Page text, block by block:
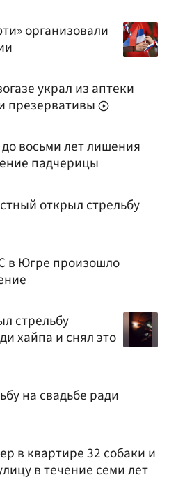
организовали
украл из аптеки
презервативы
восьми лет лишения
падчерицы
открыл стрельбу
в Югре произошло
стрельбу
хайпа и снял это
на свадьбе ради
в квартире 32 собаки и
в течение семи лет